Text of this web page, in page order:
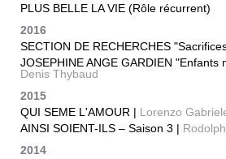
PLUS BELLE LA VIE (Rôle récurrent)
2016
SECTION DE RECHERCHES
JOSEPHINE ANGE GARDIEN "Enfants
Denis Thybaud
2015
QUI SEME L'AMOUR | Lorenzo
AINSI SOIENT-ILS – Saison 3 |
2014